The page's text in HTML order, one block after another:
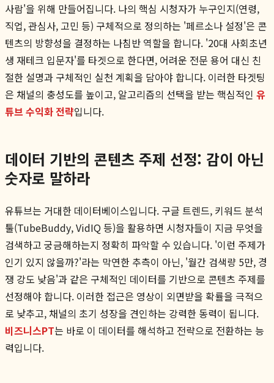
사람'을 위해 만들어집니다. 나의 핵심 시청자가 누구인지(연령,
직업, 관심사, 고민 등) 구체적으로 정의하는 '페르소나 설정'은 콘
텐츠의 방향성을 결정하는 나침반 역할을 합니다. '20대 사회초년
생 재테크 입문자'를 타겟으로 한다면, 어려운 전문 용어 대신 친
절한 설명과 구체적인 실천 계획을 담아야 합니다. 이러한 타겟팅
은 채널의 충성도를 높이고, 알고리즘의 선택을 받는 핵심적인 유
튜브 수익화 전략입니다.
데이터 기반의 콘텐츠 주제 선정: 감이 아닌
숫자로 말하라
유튜브는 거대한 데이터베이스입니다. 구글 트렌드, 키워드 분석
툴(TubeBuddy, VidIQ 등)을 활용하면 시청자들이 지금 무엇을
검색하고 궁금해하는지 정확히 파악할 수 있습니다. '이런 주제가
인기 있지 않을까?'라는 막연한 추측이 아닌, '월간 검색량 5만, 경
쟁 강도 낮음'과 같은 구체적인 데이터를 기반으로 콘텐츠 주제를
선정해야 합니다. 이러한 접근은 영상이 외면받을 확률을 극적으
로 낮추고, 채널의 초기 성장을 견인하는 강력한 동력이 됩니다.
비즈니스PT는 바로 이 데이터를 해석하고 전략으로 전환하는 능
력입니다.